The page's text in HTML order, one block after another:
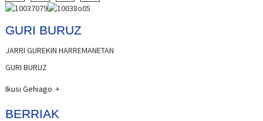
GURI BURUZ
JARRI GUREKIN HARREMANETAN
GURI BURUZ
Ikusi Gehiago
BERRIAK